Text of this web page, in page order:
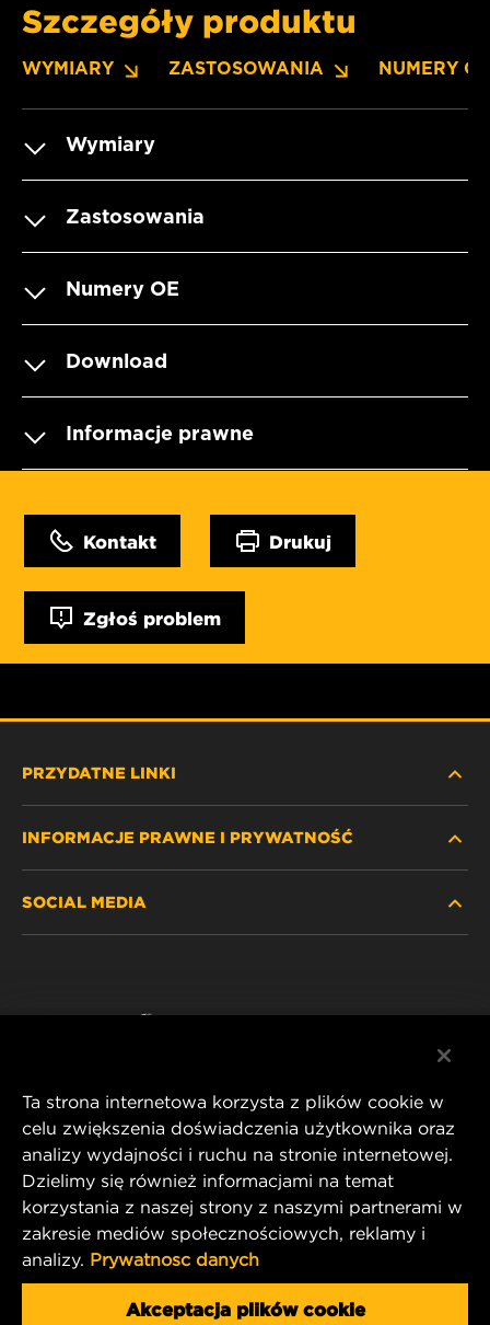
Szczegóły produktu
WYMIARY ZASTOSOWANIA NUMERY OE
Wymiary
Zastosowania
Numery OE
Download
Informacje prawne
Kontakt Drukuj
Zgłoś problem
PRZYDATNE LINKI
GDZIE KUPIĆ
INFORMACJE PRAWNE I PRYWATNOŚĆ
SOCIAL MEDIA
MANN+HUMMEL FT Poland
ul. Wrocławska 145,
63-800 GOSTYŃ, POLAND
Tel. +48 65 572 89 00
E-mail: info@mann-hummel.com
Ta strona internetowa korzysta z plików cookie w
celu zwiększenia doświadczenia użytkownika oraz
analizy wydajności i ruchu na stronie internetowej.
Dzielimy się również informacjami na temat
korzystania z naszej strony z naszymi partnerami w
zakresie mediów społecznościowych, reklamy i
analizy. Prywatnosc danych
Akceptacja plików cookie